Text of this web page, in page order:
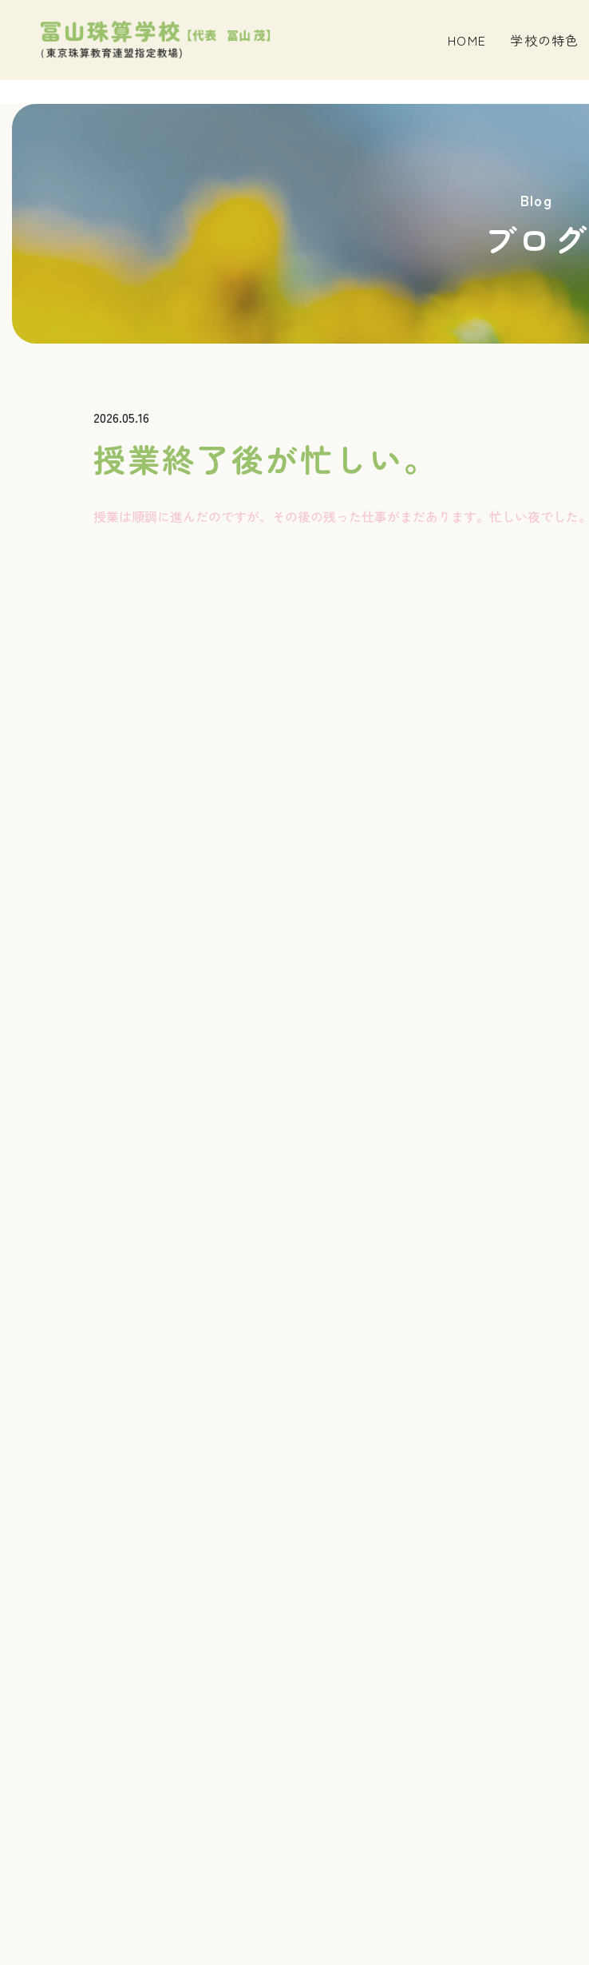
HOME 学校の特色
Blog
ブログ
2026.05.16
授業終了後が忙しい。
授業は順調に進んだのですが、その後の残った仕事がまだあります。忙しい夜でした。